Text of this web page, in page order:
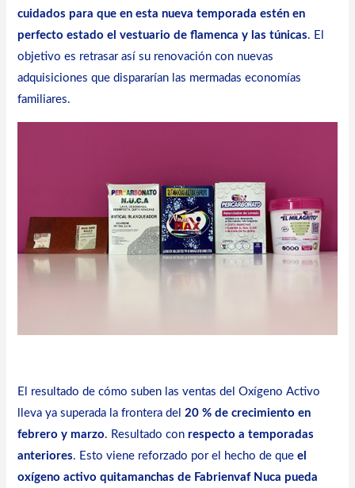
cuidados para que en esta nueva temporada estén en
perfecto estado el vestuario de flamenca y las túnicas. El
objetivo es retrasar así su renovación con nuevas
adquisiciones que dispararían las mermadas economías
familiares.
El resultado de cómo suben las ventas del Oxígeno Activo
lleva ya superada la frontera del20 % de crecimiento en
febrero y marzo. Resultado con respecto a temporadas
anteriores. Esto viene reforzado por el hecho de queel
oxígeno activo quitamanchas de Fabrienvaf Nuca pueda